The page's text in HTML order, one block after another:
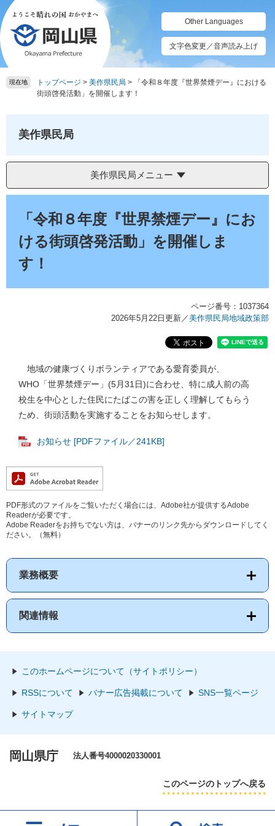
ペ
ー
ジ
の
先
頭
メ
ニ
ュ
ー
を
飛
Other Languages
文字色変更／音声読み上げ
現在地 トップページ > 美作県民局 >
「令和８年度『世界禁煙デー』における
街頭啓発活動」を開催します！
美作県民局
美作県民局メニュー
「令和８年度『世界禁煙デー』にお
ける街頭啓発活動」を開催しま
す！
ページ番号：1037364
2026年5月22日更新／美作県民局地域政策部
地域の健康づくりボランティアである愛育委員が、
WHO「世界禁煙デー」(5月31日)に合わせ、特に成人前の高
校生を中心とした住民にたばこの害を正しく理解してもらう
ため、街頭活動を実施することをお知らせします。
お知らせ [PDFファイル／241KB]
PDF形式のファイルをご覧いただく場合には、Adobe社が提供するAdobe
Readerが必要です。
Adobe Readerをお持ちでない方は、バナーのリンク先からダウンロードしてく
ださい。（無料）
業務概要
関連情報
このホームページについて（サイトポリシー）
RSSについて バナー広告掲載について SNS一覧ページ
サイトマップ
岡山県庁 法人番号4000020330001
このページのトップへ戻る